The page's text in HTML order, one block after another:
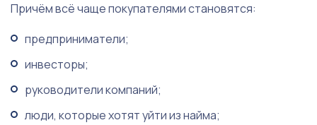
Причём всё чаще покупателями становятся:
предприниматели;
инвесторы;
руководители компаний;
люди, которые хотят уйти из найма;